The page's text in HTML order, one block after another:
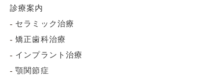
診療案内
- セラミック治療
-矯正歯科治療
- インプラント治療
-顎関節症